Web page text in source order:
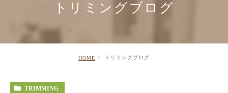
トリミングブログ
HOME トリミングブログ
TRIMMING